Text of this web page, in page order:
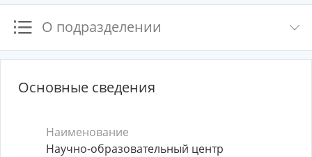
О подразделении
Основные сведения
Наименование
Научно-образовательный центр